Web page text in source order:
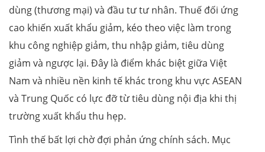
dùng (thương mại) và đầu tư tư nhân. Thuế đối ứng
cao khiến xuất khẩu giảm, kéo theo việc làm trong
khu công nghiệp giảm, thu nhập giảm, tiêu dùng
giảm và ngược lại. Đây là điểm khác biệt giữa Việt
Nam và nhiều nền kinh tế khác trong khu vực ASEAN
và Trung Quốc có lực đỡ từ tiêu dùng nội địa khi thị
trường xuất khẩu thu hẹp.
Tình thế bất lợi chờ đợi phản ứng chính sách. Mục